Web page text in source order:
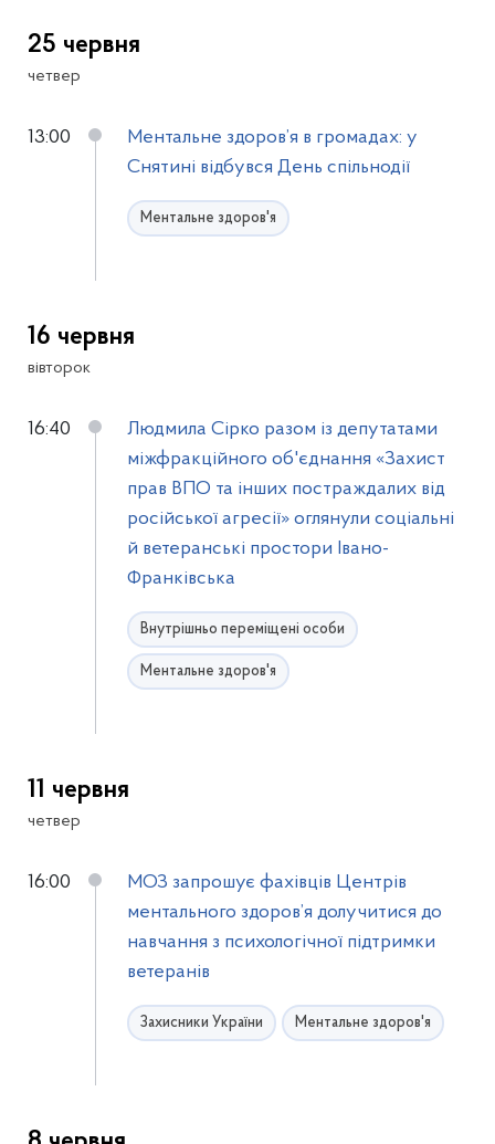
25 червня
четвер
13:00
Ментальне здоров’я в громадах: у
Снятині відбувся День спільнодії
Ментальне здоров'я
16 червня
вівторок
16:40
Людмила Сірко разом із депутатами
міжфракційного об'єднання «Захист
прав ВПО та інших постраждалих від
російської агресії» оглянули соціальні
й ветеранські простори Івано-
Франківська
Внутрішньо переміщені особи
Ментальне здоров'я
11 червня
четвер
16:00
МОЗ запрошує фахівців Центрів
ментального здоров’я долучитися до
навчання з психологічної підтримки
ветеранів
Захисники України Ментальне здоров'я